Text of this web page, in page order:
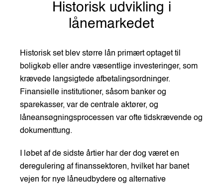
Historisk udvikling i
lånemarkedet
Historisk set blev større lån primært optaget til
boligkøb eller andre væsentlige investeringer, som
krævede langsigtede afbetalingsordninger.
Finansielle institutioner, såsom banker og
sparekasser, var de centrale aktører, og
låneansøgningsprocessen var ofte tidskrævende og
dokumenttung.
I løbet af de sidste årtier har der dog været en
deregulering af finanssektoren, hvilket har banet
vejen for nye låneudbydere og alternative